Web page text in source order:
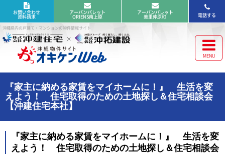
沖縄県内の戸建て・マンションの物件情報サイト
電話する
アーバンパレット
美里仲原町
アーバンパレット
ORIENS南上原
お問い合わせ
資料請求
『家主に納める家賃をマイホームに！』 生活を変
えよう！ 住宅取得のための土地探し＆住宅相談会
【沖建住宅本社】
『家主に納める家賃をマイホームに！』 生活を変
えよう！ 住宅取得のための土地探し＆住宅相談会